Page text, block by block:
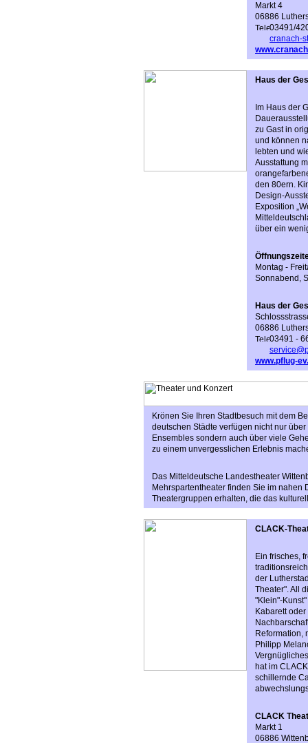
Markt 4
06886
03491/
cranach-
Haus der
Im Haus der
zu Gast in
und können
lebten und
Ausstattung
den 80ern.
Design-
Exposition
über ein
Montag -
Sonnabend,
Haus der
06886
03491 -
www.pflug-
Krönen Sie Ihren Stadtbesuch mit dem
deutschen Städte verfügen nicht nur
Ensembles sondern auch über viele
zu einem unvergesslichen Erlebnis
Das Mitteldeutsche Landestheater
Mehrspartentheater finden Sie im
Theatergruppen erhalten, die das
CLACK-
Ein frisches,
der
Theater". All
"Klein"-
Kabarett
Reformation,
Philipp
hat im
schillernde
CLACK
Markt 1
06886